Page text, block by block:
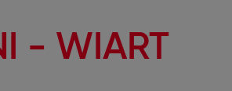
- WIART